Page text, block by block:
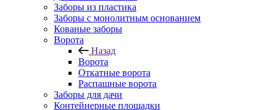
Заборы из пластика
Заборы с монолитным основанием
Кованые заборы
Ворота
Назад
Ворота
Откатные ворота
Распашные ворота
Заборы для дачи
Контейнерные площадки